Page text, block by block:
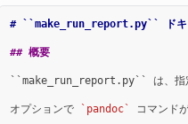
# ``make_run_report.py`` ドキ
## 概要
``make_run_report.py`` は、指
オプションで `pandoc` コマンド